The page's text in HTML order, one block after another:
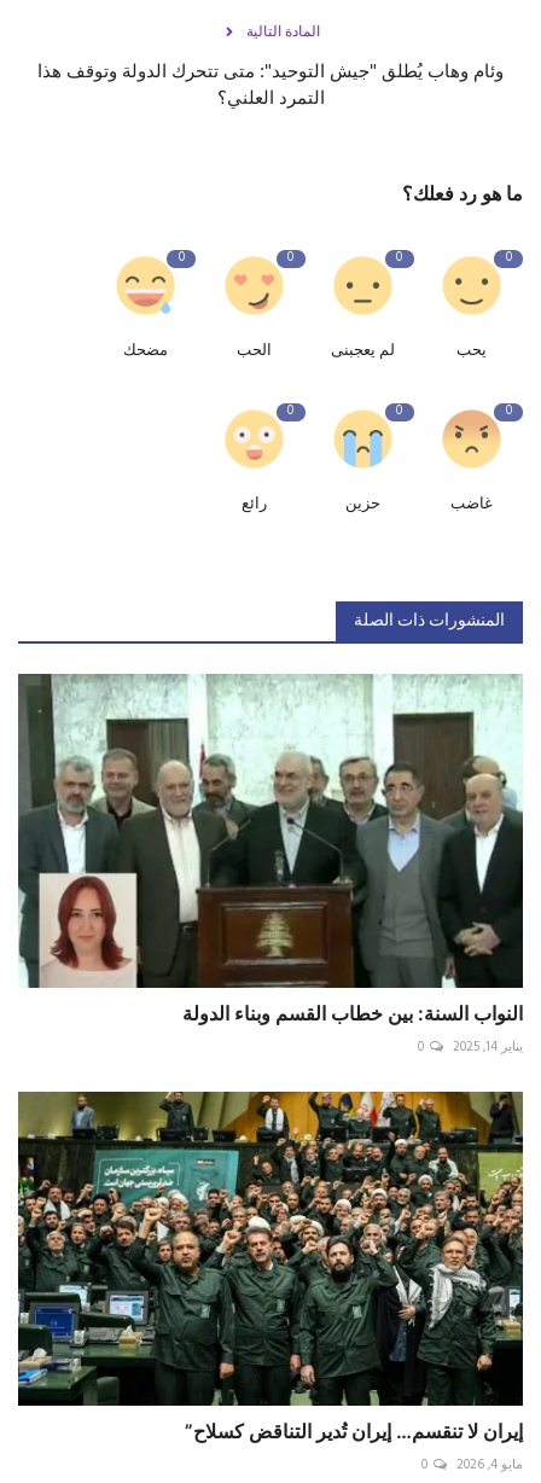
المادة التالية
‎وئام وهاب يُطلق "جيش التوحيد": متى تتحرك الدولة وتوقف هذا
التمرد العلني؟
ما هو رد فعلك؟
0
يحب
0
لم يعجبنى
0
الحب
0
مضحك
0
غاضب
0
حزين
0
رائع
المنشورات ذات الصلة
النواب السنة: بين خطاب القسم وبناء الدولة
يناير 14, 2025 0
إيران لا تنقسم… إيران تُدير التناقض كسلاح”
مايو 4, 2026 0